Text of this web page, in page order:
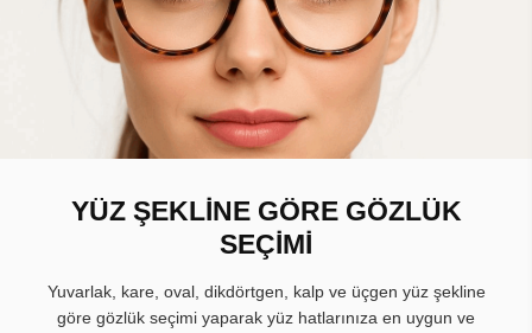
YÜZ ŞEKLİNE GÖRE GÖZLÜK
SEÇİMİ
Yuvarlak, kare, oval, dikdörtgen, kalp ve üçgen yüz şekline
göre gözlük seçimi yaparak yüz hatlarınıza en uygun ve